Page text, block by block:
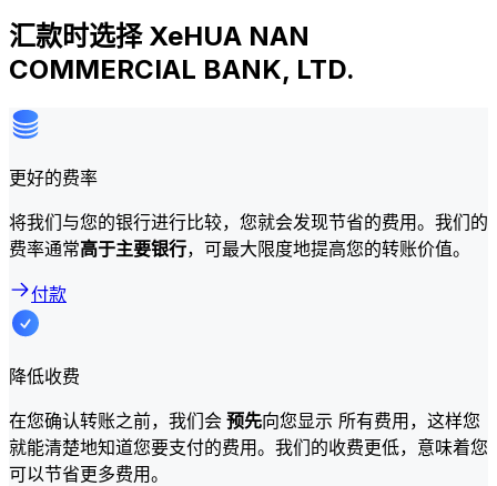
汇款时选择 XeHUA NAN
COMMERCIAL BANK, LTD.
更好的费率
将我们与您的银行进行比较，您就会发现节省的费用。我们的
费率通常高于主要银行，可最大限度地提高您的转账价值。
付款
降低收费
在您确认转账之前，我们会 预先向您显示 所有费用，这样您
就能清楚地知道您要支付的费用。我们的收费更低，意味着您
可以节省更多费用。